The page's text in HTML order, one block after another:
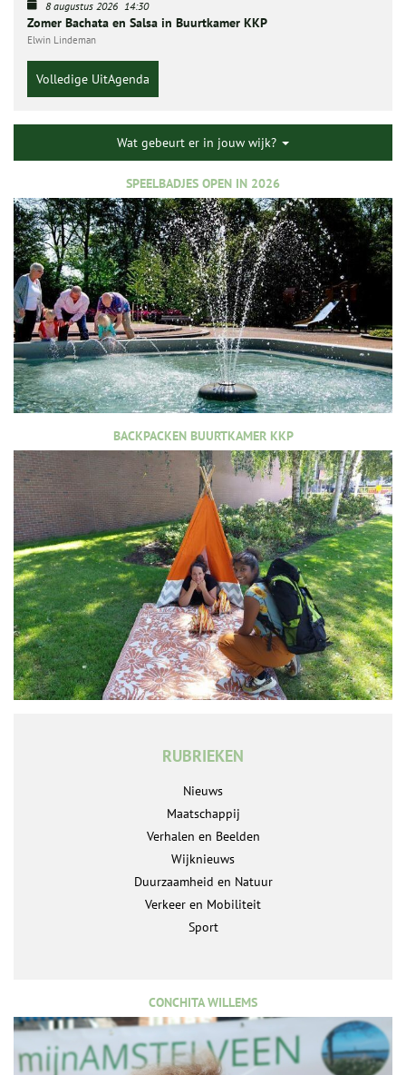
8 augustus 2026 14:30
Zomer Bachata en Salsa in Buurtkamer KKP
Elwin Lindeman
Volledige UitAgenda
Wat gebeurt er in jouw wijk?
SPEELBADJES OPEN IN 2026
BACKPACKEN BUURTKAMER KKP
RUBRIEKEN
Nieuws
Maatschappij
Verhalen en Beelden
Wijknieuws
Duurzaamheid en Natuur
Verkeer en Mobiliteit
Sport
CONCHITA WILLEMS